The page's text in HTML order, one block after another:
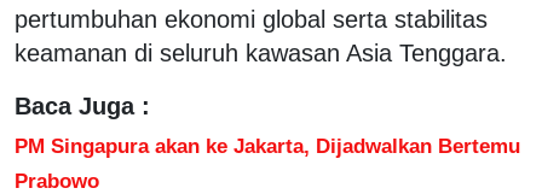
pertumbuhan ekonomi global serta stabilitas
keamanan di seluruh kawasan Asia Tenggara.
Baca Juga :
PM Singapura akan ke Jakarta, Dijadwalkan Bertemu
Prabowo